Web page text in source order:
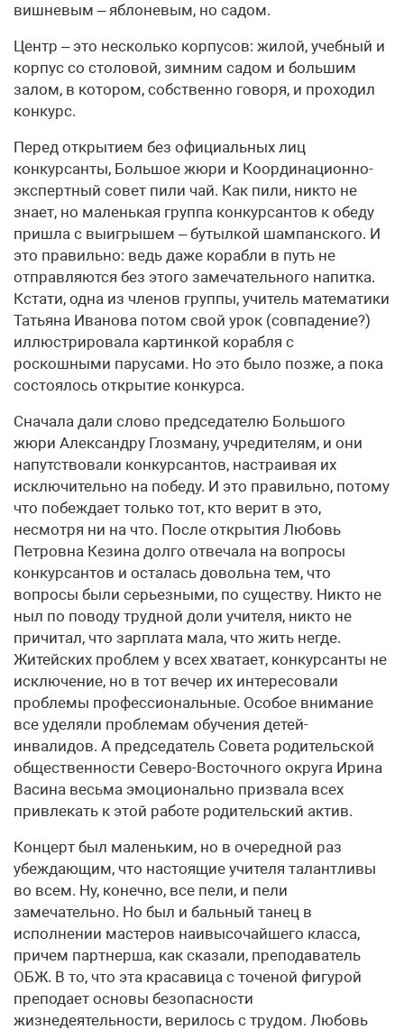
вишневым – яблоневым, но садом.
Центр – это несколько корпусов: жилой, учебный и
корпус со столовой, зимним садом и большим
залом, в котором, собственно говоря, и проходил
конкурс.
Перед открытием без официальных лиц
конкурсанты, Большое жюри и Координационно-
экспертный совет пили чай. Как пили, никто не
знает, но маленькая группа конкурсантов к обеду
пришла с выигрышем – бутылкой шампанского. И
это правильно: ведь даже корабли в путь не
отправляются без этого замечательного напитка.
Кстати, одна из членов группы, учитель математики
Татьяна Иванова потом свой урок (совпадение?)
иллюстрировала картинкой корабля с
роскошными парусами. Но это было позже, а пока
состоялось открытие конкурса.
Сначала дали слово председателю Большого
жюри Александру Глозману, учредителям, и они
напутствовали конкурсантов, настраивая их
исключительно на победу. И это правильно, потому
что побеждает только тот, кто верит в это,
несмотря ни на что. После открытия Любовь
Петровна Кезина долго отвечала на вопросы
конкурсантов и осталась довольна тем, что
вопросы были серьезными, по существу. Никто не
ныл по поводу трудной доли учителя, никто не
причитал, что зарплата мала, что жить негде.
Житейских проблем у всех хватает, конкурсанты не
исключение, но в тот вечер их интересовали
проблемы профессиональные. Особое внимание
все уделяли проблемам обучения детей-
инвалидов. А председатель Совета родительской
общественности Северо-Восточного округа Ирина
Васина весьма эмоционально призвала всех
привлекать к этой работе родительский актив.
Концерт был маленьким, но в очередной раз
убеждающим, что настоящие учителя талантливы
во всем. Ну, конечно, все пели, и пели
замечательно. Но был и бальный танец в
исполнении мастеров наивысочайшего класса,
причем партнерша, как сказали, преподаватель
ОБЖ. В то, что эта красавица с точеной фигурой
преподает основы безопасности
жизнедеятельности, верилось с трудом. Любовь